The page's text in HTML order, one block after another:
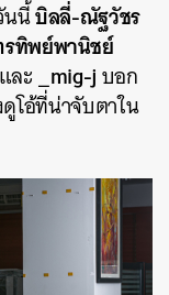
นนี้บิลลี่-ณัฐวัชร
ทิพย์พานิชย์
และ_mig-jบอก
ดูโอ้ที่น่าจับตาใน